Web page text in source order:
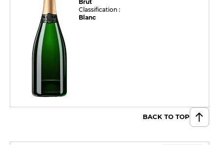
Brut
Classification :
Blanc
BACK TO TOP